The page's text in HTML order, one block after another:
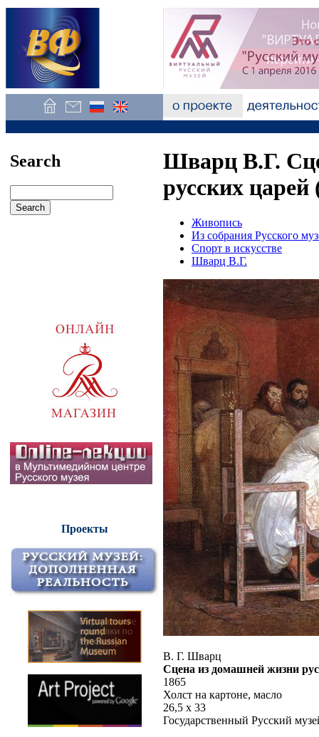
Search
Проекты
Шварц В.Г.
русских
Живопись
Из собрания Русского
Спорт в искусстве
Шварц В.Г.
В. Г. Шварц
Сцена из домашней жизни
1865
Холст на картоне, масло
26,5 х 33
Государственный Русский